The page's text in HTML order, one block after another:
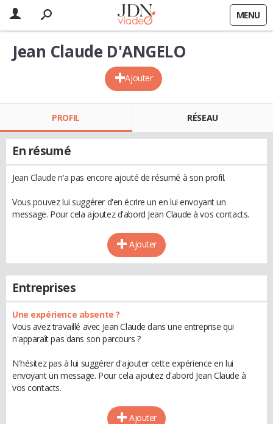
MENU
Ajouter
Jean Claude D'ANGELO
PROFIL RÉSEAU
En résumé
Jean Claude n'a pas encore ajouté de résumé à son profil.
Vous pouvez lui suggérer d'en écrire un en lui envoyant un
message. Pour cela ajoutez d'abord Jean Claude à vos contacts.
Ajouter
Entreprises
Une expérience absente ?
Vous avez travaillé avec Jean Claude dans une entreprise qui
n'apparaît pas dans son parcours ?
N'hésitez pas à lui suggérer d'ajouter cette expérience en lui
envoyant un message. Pour cela ajoutez d'abord Jean Claude à
vos contacts.
Ajouter